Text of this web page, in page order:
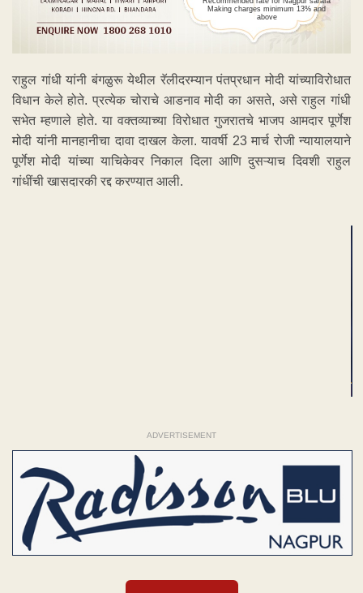
Making charges minimum 13% and
above
राहुल गांधी यांनी बंगळुरू येथील रॅलीदरम्यान पंतप्रधान मोदी यांच्याविरोधात
विधान केले होते. प्रत्येक चोराचे आडनाव मोदी का असते, असे राहुल गांधी
सभेत म्हणाले होते. या वक्तव्याच्या विरोधात गुजरातचे भाजप आमदार पूर्णेश
मोदी यांनी मानहानीचा दावा दाखल केला. यावर्षी 23 मार्च रोजी न्यायालयाने
पूर्णेश मोदी यांच्या याचिकेवर निकाल दिला आणि दुसऱ्याच दिवशी राहुल
गांधींची खासदारकी रद्द करण्यात आली.
ADVERTISEMENT